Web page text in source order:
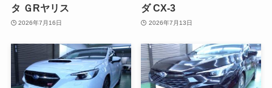
タ ＧRヤリス
2026年7月16日
ダ CX-3
2026年7月13日